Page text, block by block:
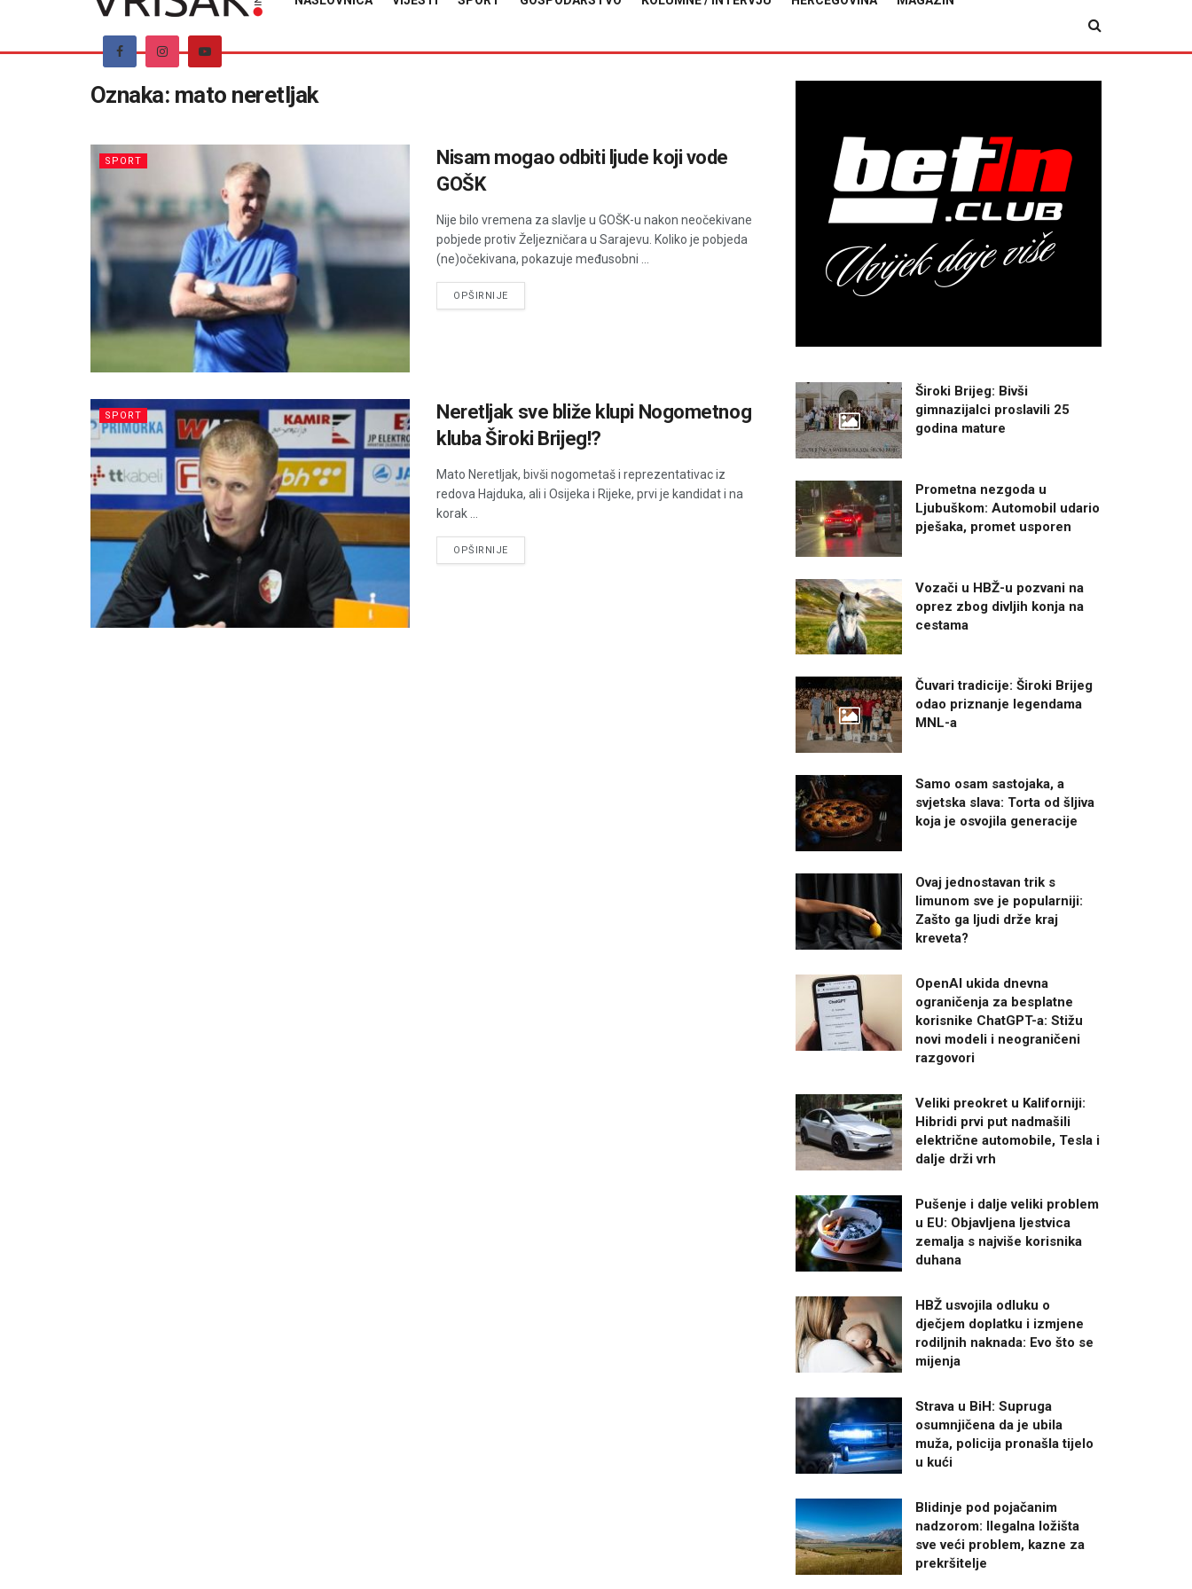
Oznaka: mato neretljak
SPORT
Nisam mogao odbiti ljude koji vode
GOŠK
Nije bilo vremena za slavlje u GOŠK-u nakon neočekivane
pobjede protiv Željezničara u Sarajevu. Koliko je pobjeda
(ne)očekivana, pokazuje međusobni ...
OPŠIRNIJEDETAILS
SPORT
Neretljak sve bliže klupi Nogometnog
kluba Široki Brijeg!?
Mato Neretljak, bivši nogometaš i reprezentativac iz
redova Hajduka, ali i Osijeka i Rijeke, prvi je kandidat i na
korak ...
OPŠIRNIJEDETAILS
Široki Brijeg: Bivši
gimnazijalci proslavili 25
godina mature
Prometna nezgoda u
Ljubuškom: Automobil udario
pješaka, promet usporen
Vozači u HBŽ-u pozvani na
oprez zbog divljih konja na
cestama
Čuvari tradicije: Široki Brijeg
odao priznanje legendama
MNL-a
Samo osam sastojaka, a
svjetska slava: Torta od šljiva
koja je osvojila generacije
Ovaj jednostavan trik s
limunom sve je popularniji:
Zašto ga ljudi drže kraj
kreveta?
OpenAI ukida dnevna
ograničenja za besplatne
korisnike ChatGPT-a: Stižu
novi modeli i neograničeni
razgovori
Veliki preokret u Kaliforniji:
Hibridi prvi put nadmašili
električne automobile, Tesla i
dalje drži vrh
Pušenje i dalje veliki problem
u EU: Objavljena ljestvica
zemalja s najviše korisnika
duhana
HBŽ usvojila odluku o
dječjem doplatku i izmjene
rodiljnih naknada: Evo što se
mijenja
Strava u BiH: Supruga
osumnjičena da je ubila
muža, policija pronašla tijelo
u kući
Blidinje pod pojačanim
nadzorom: Ilegalna ložišta
sve veći problem, kazne za
prekršitelje